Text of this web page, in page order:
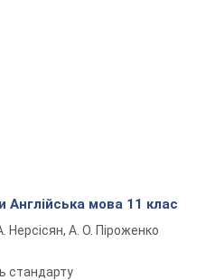
Англійська мова 11 клас
Нерсісян, А. О. Піроженко
стандарту